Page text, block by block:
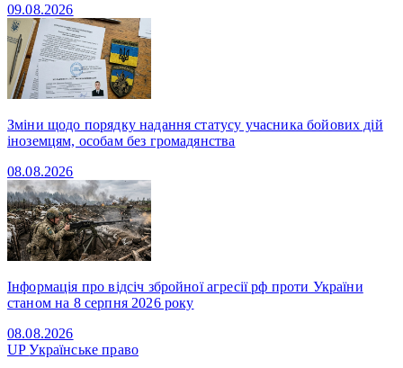
09.08.2026
Зміни щодо порядку надання статусу учасника бойових дій
іноземцям, особам без громадянства
08.08.2026
Інформація про відсіч збройної агресії рф проти України
станом на 8 серпня 2026 року
08.08.2026
UPУкраїнське право